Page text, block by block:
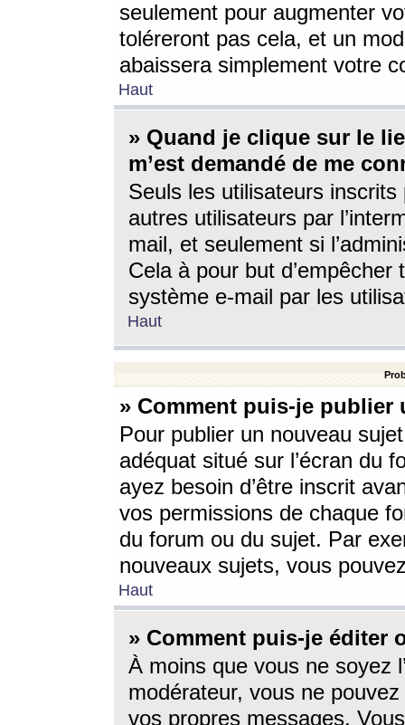
seulement pour augmenter
toléreront pas cela, et un
abaissera simplement votre
Haut
» Quand je clique sur le
m’est demandé de me
Seuls les utilisateurs
autres utilisateurs par
mail, et seulement si
Cela à pour but
système e-mail par les
Haut
» Comment puis-je
Pour publier un nouveau
adéquat situé sur l’écran du
ayez besoin d’être inscrit
vos permissions de chaque
du forum ou du sujet. Par
nouveaux sujets, vous
Haut
» Comment puis-je éditer
À moins que vous ne soyez
modérateur, vous ne
vos propres messages.